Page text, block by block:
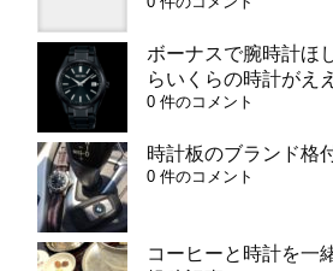
ボーナスで腕時計ほ
らいくらの時計がえ
0 件のコメント
時計板のブランド格
0 件のコメント
コーヒーと時計を一